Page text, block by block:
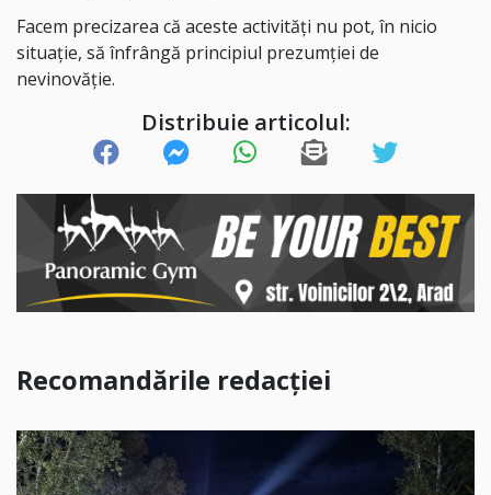
Facem precizarea că aceste activități nu pot, în nicio
situație, să înfrângă principiul prezumției de
nevinovăție.
Distribuie articolul:
Recomandările redacției